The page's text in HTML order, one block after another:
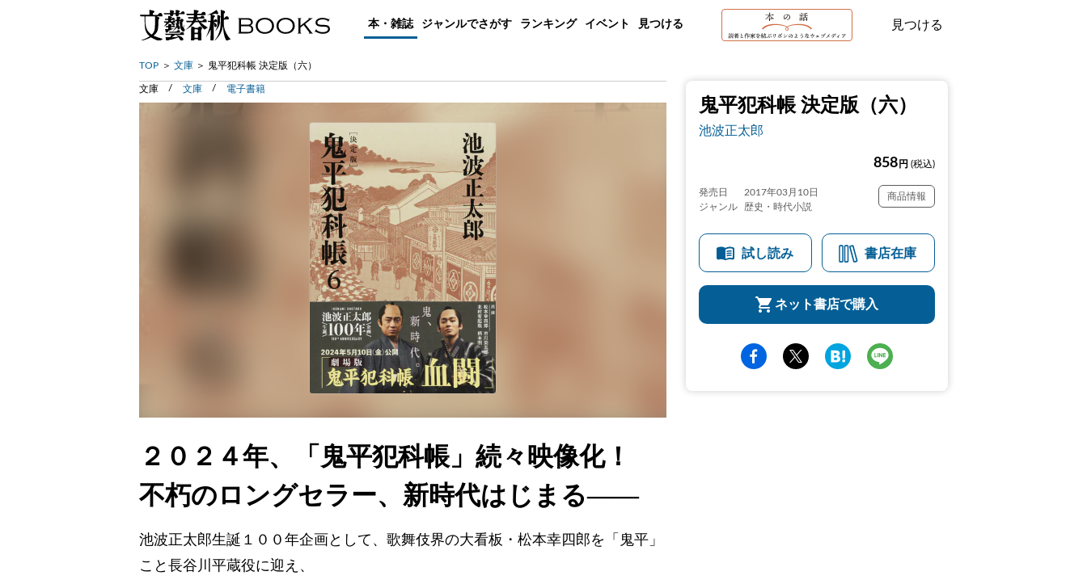
本・雑誌 ジャンルでさがす ランキング イベント 見つける 見つける
TOP 文庫 鬼平犯科帳 決定版（六）
鬼平犯科帳 決定版（六）
池波正太郎
858 円 (税込)
発売日
2017年03月10日
ジャンル
歴史・時代小説
商品情報
試し読み 書店在庫
ネット書店で購入
文庫 文庫 電子書籍
２０２４年、「鬼平犯科帳」続々映像化！
不朽のロングセラー、新時代はじまる――
池波正太郎生誕１００年企画として、歌舞伎界の大看板・松本幸四郎を「鬼平」
こと長谷川平蔵役に迎え、